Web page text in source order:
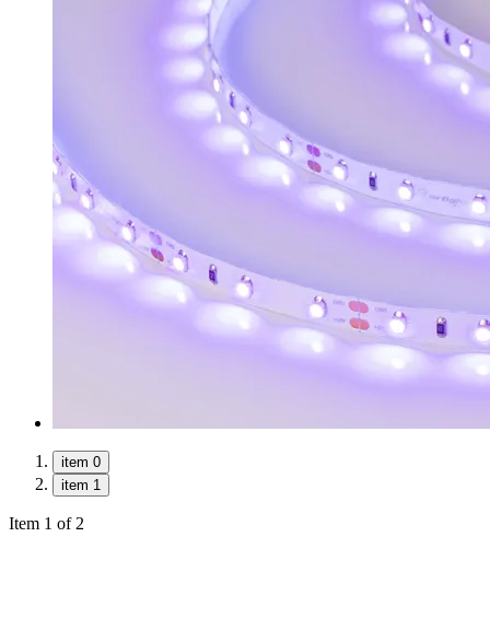
item 0
item 1
Item 1 of 2